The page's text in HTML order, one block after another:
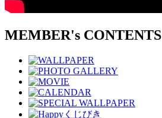
MEMBER's CONTENTS